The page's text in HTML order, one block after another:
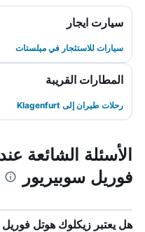
سيارت ايجار
سيارات للاستئجار في ميلستات
المطارات القريبة
رحلات طيران إلى Klagenfurt
الأسئلة الشائعة
فوريل سوبيريور
هل يعتبر زيكلوك هوتل فوريل